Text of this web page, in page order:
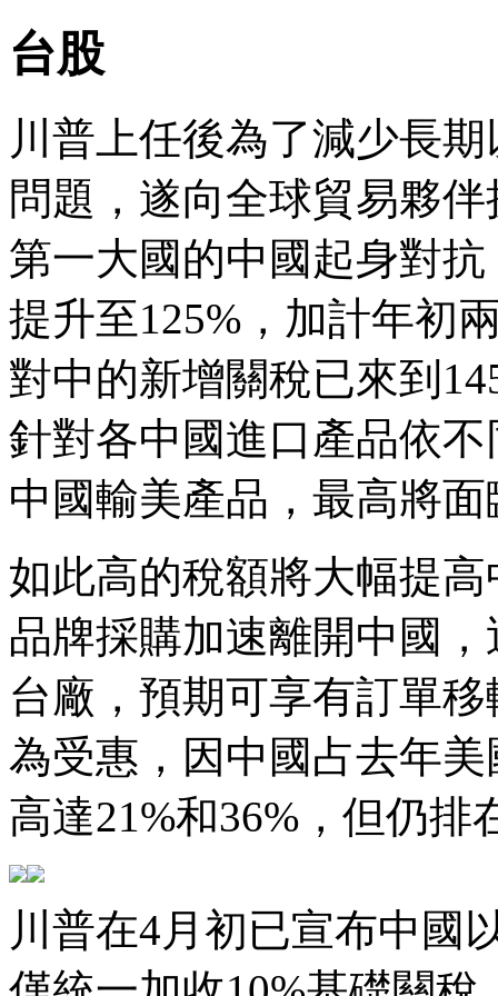
台股
川普上任後為了減少長
問題，遂向全球貿易夥
第一大國的中國起身對
提升至125%，加計年初
對中的新增關稅已來到
針對各中國進口產品依
中國輸美產品，最高將
如此高的稅額將大幅提
品牌採購加速離開中國
台廠，預期可享有訂單
為受惠，因中國占去年
高達21%和36%，但仍排
川普在4月初已宣布中國